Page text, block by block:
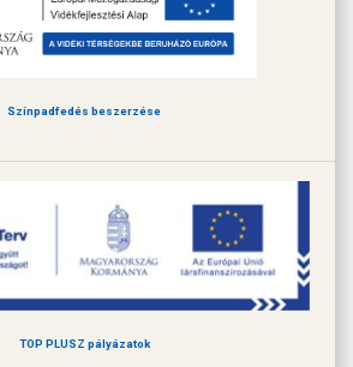
Színpadfedés beszerzése
TOP PLUSZ pályázatok